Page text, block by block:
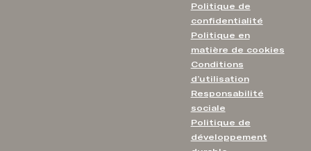
Politique de
confidentialité
Politique en
matière de cookies
Conditions
d’utilisation
Responsabilité
sociale
Politique de
développement